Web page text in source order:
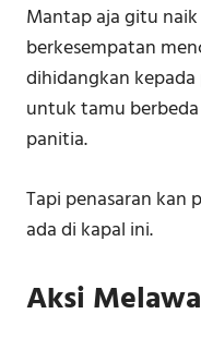
Mantap aja gitu
berkesempatan
dihidangkan
untuk tamu
panitia.
Tapi penasaran kan
ada di kapal ini.
Aksi